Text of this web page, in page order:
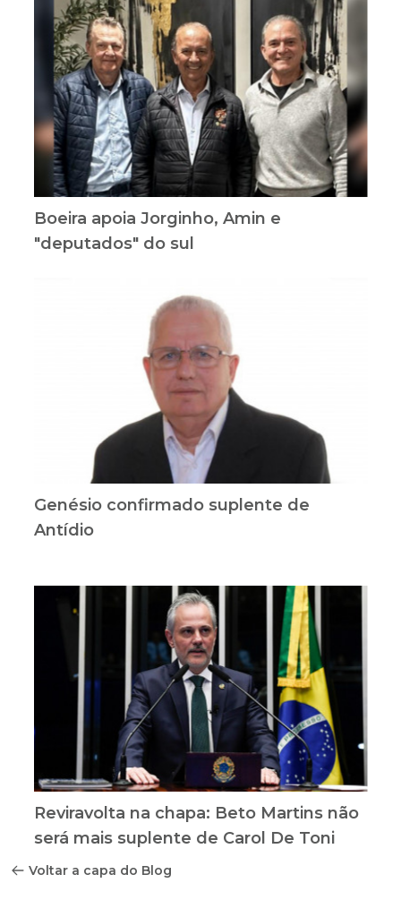
Boeira apoia Jorginho, Amin e
"deputados" do sul
Genésio confirmado suplente de
Antídio
Reviravolta na chapa: Beto Martins não
será mais suplente de Carol De Toni
Voltar a capa do Blog